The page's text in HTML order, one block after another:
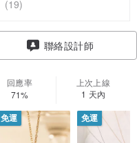
(19)
聯絡設計師
回應率
71%
上次上線
1 天內
免運 免運